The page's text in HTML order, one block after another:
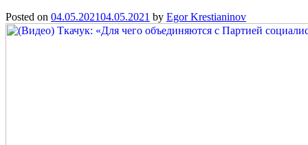
Posted on 04.05.202104.05.2021 by Egor Krestianinov